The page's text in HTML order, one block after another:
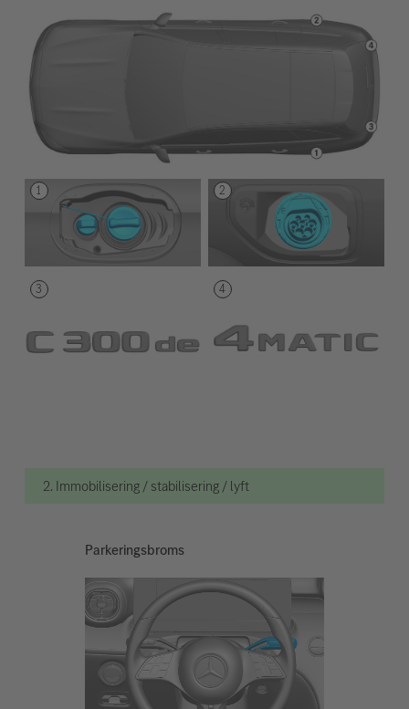
2. Immobilisering / stabilisering / lyft
Parkeringsbroms